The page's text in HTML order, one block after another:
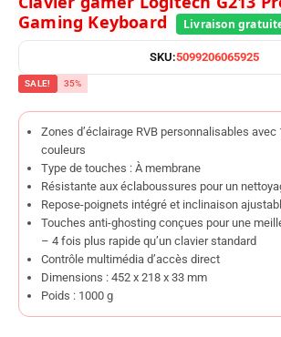
Gaming Keyboard
SKU:5099206065925
SALE! 35%
Zones d’éclairage RVB personnalisables
couleurs
Type de touches : À membrane
Résistante aux éclaboussures pour un
Repose-poignets intégré et inclinaison
Touches anti-ghosting conçues pour une
– 4 fois plus rapide qu’un clavier standard
Contrôle multimédia d’accès direct
Dimensions : 452 x 218 x 33 mm
Poids : 1000 g